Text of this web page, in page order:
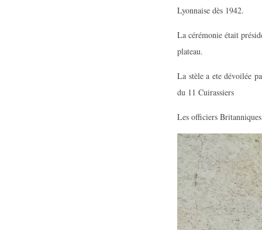
Lyonnaise dès 1942.
La cérémonie était
plateau.
La stèle a ete dévoilée
du 11 Cuirassiers
Les officiers